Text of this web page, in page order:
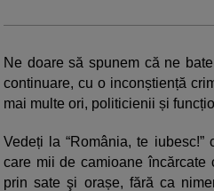
Ne doare să spunem că ne
continuare, cu o inconștiență
mai multe ori, politicienii și
Vedeți la “România, te iubesc!”
care mii de camioane încărcate
prin sate şi orașe, fără ca